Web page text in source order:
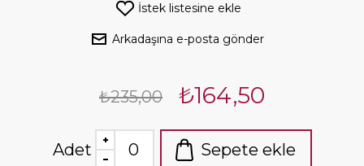
İstek listesine ekle
Arkadaşına e-posta gönder
₺235,00 ₺164,50
Adet Sepete ekle